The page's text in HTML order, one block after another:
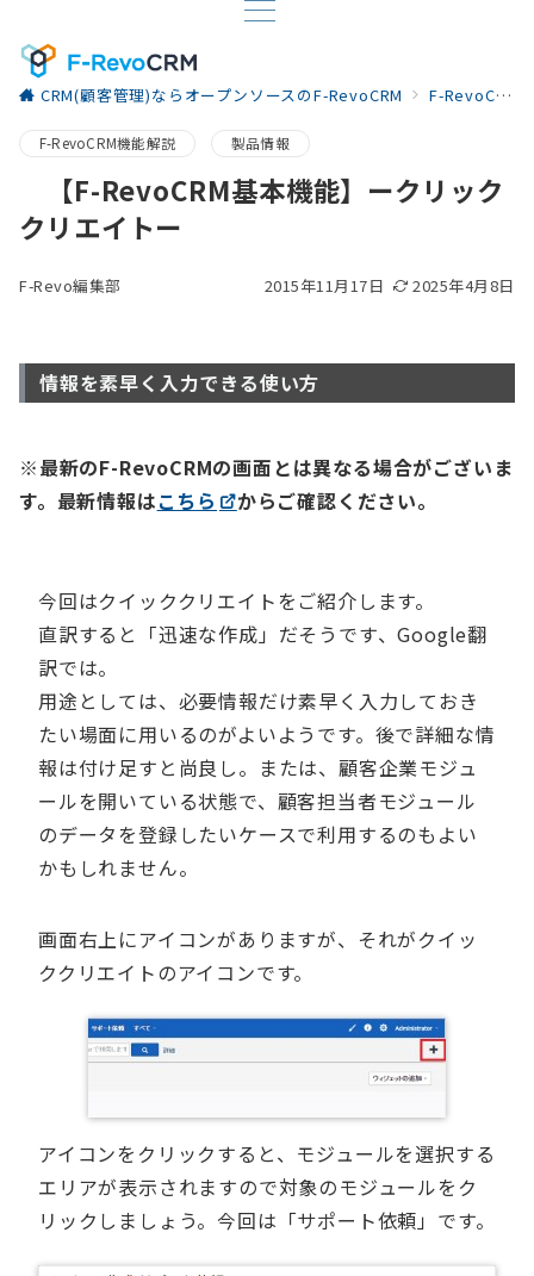
CRM(顧客管理)ならオープンソースのF-RevoCRM F-RevoCRM お役立ち情報
F-RevoCRM機能解説 製品情報
【F-RevoCRM基本機能】ークリック
クリエイトー
2015年11月17日 2025年4月8日
F-Revo編集部
情報を素早く入力できる使い方
※最新のF-RevoCRMの画面とは異なる場合がございま
す。最新情報はこちら からご確認ください。
今回はクイッククリエイトをご紹介します。
直訳すると「迅速な作成」だそうです、Google翻
訳では。
用途としては、必要情報だけ素早く入力しておき
たい場面に用いるのがよいようです。後で詳細な情
報は付け足すと尚良し。または、顧客企業モジュ
ールを開いている状態で、顧客担当者モジュール
のデータを登録したいケースで利用するのもよい
かもしれません。
画面右上にアイコンがありますが、それがクイッ
ククリエイトのアイコンです。
アイコンをクリックすると、モジュールを選択する
エリアが表示されますので対象のモジュールをク
リックしましょう。今回は「サポート依頼」です。